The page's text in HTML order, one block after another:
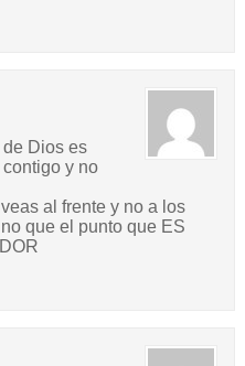
Dios es
y no
al frente y no a los
que el punto que ES